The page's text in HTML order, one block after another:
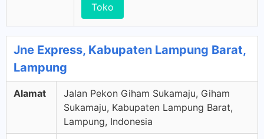
Toko
Jne Express, Kabupaten Lampung Barat,
Lampung
Alamat
Jalan Pekon Giham Sukamaju, Giham
Sukamaju, Kabupaten Lampung Barat,
Lampung, Indonesia